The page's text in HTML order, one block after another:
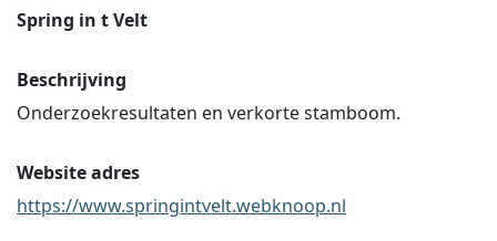
Spring in t Velt
Beschrijving
Onderzoekresultaten en verkorte stamboom.
Website adres
https://www.springintvelt.webknoop.nl